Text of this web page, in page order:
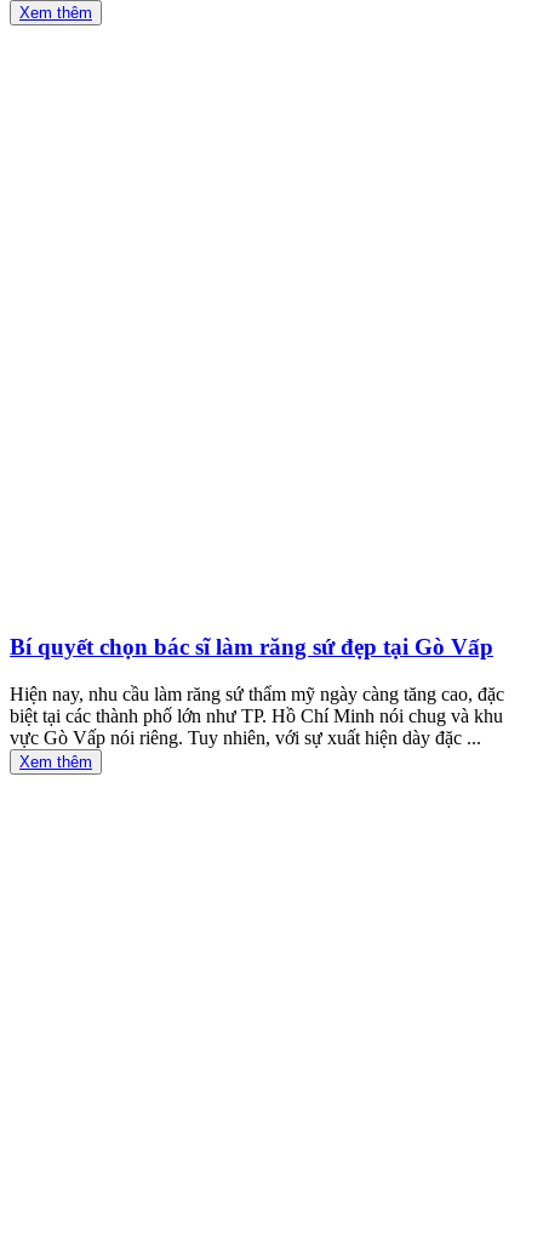
Xem thêm
Bí quyết chọn bác sĩ làm răng sứ đẹp tại Gò Vấp
Hiện nay, nhu cầu làm răng sứ thẩm mỹ ngày càng tăng cao, đặc
biệt tại các thành phố lớn như TP. Hồ Chí Minh nói chug và khu
vực Gò Vấp nói riêng. Tuy nhiên, với sự xuất hiện dày đặc ...
Xem thêm